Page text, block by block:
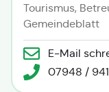
Tourismus,
Gemeindeblatt
E-Mail
07948 /